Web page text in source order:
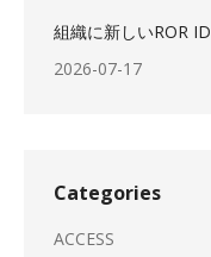
組織に新しいROR
2026-07-17
Categories
ACCESS